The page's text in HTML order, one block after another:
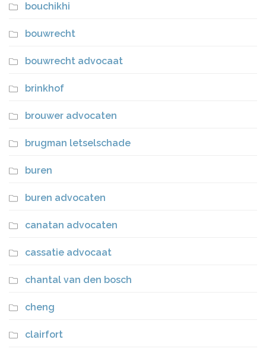
bouchikhi
bouwrecht
bouwrecht advocaat
brinkhof
brouwer advocaten
brugman letselschade
buren
buren advocaten
canatan advocaten
cassatie advocaat
chantal van den bosch
cheng
clairfort